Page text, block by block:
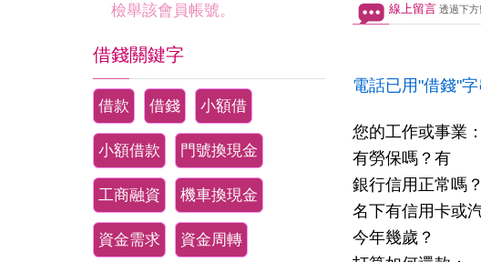
檢舉該會員帳號。
借錢關鍵字
借款 借錢 小額借
小額借款 門號換現金
工商融資 機車換現金
資金需求 資金周轉
線上留言 透過下方
電話已用"借錢"
您的工作或事業：
有勞保嗎？有
銀行信用正常嗎
名下有信用卡或
今年幾歲？